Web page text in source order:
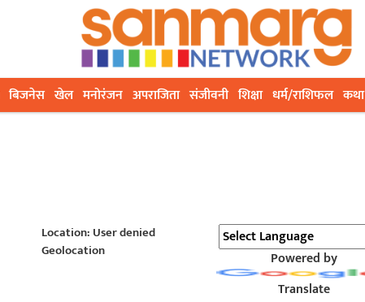
बिजनेस खेल मनोरंजन अपराजिता संजीवनी शिक्षा धर्म/राशिफल कथा
Location: User denied
Geolocation
Powered by
Translate